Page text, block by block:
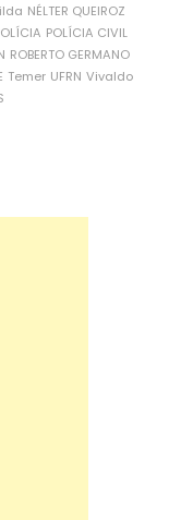
NÉLTER QUEIROZ
POLÍCIA CIVIL
ROBERTO GERMANO
Temer UFRN Vivaldo